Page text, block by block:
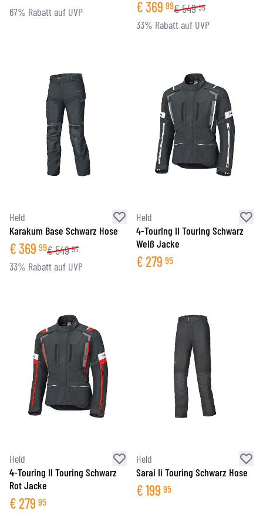
67% Rabatt auf UVP €369 99€549 95
33% Rabatt auf UVP
Held
Karakum Base Schwarz Hose
€369 99€549 95
33% Rabatt auf UVP
Held
4-Touring II Touring Schwarz
Weiß Jacke
€279 95
Held
4-Touring II Touring Schwarz
Rot Jacke
€279 95
Held
Sarai Ii Touring Schwarz Hose
€199 95